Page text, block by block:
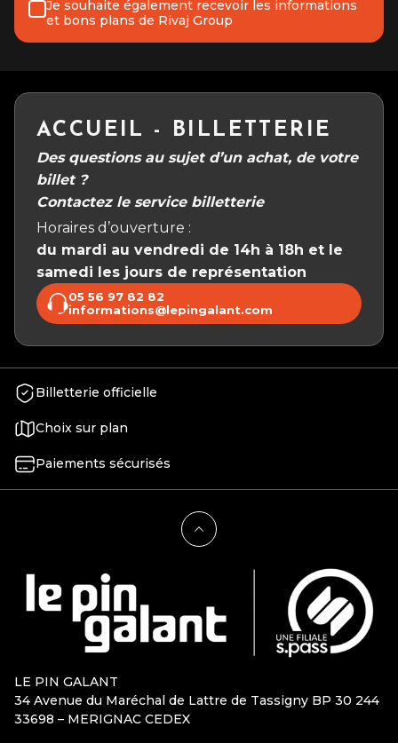
Je souhaite également recevoir les informations
et bons plans de Rivaj Group
ACCUEIL - BILLETTERIE
Des questions au sujet d’un achat, de votre
billet ?
Contactez le service billetterie
Horaires d’ouverture :
du mardi au vendredi de 14h à 18h et le
samedi les jours de représentation
05 56 97 82 82
informations@lepingalant.com
Billetterie officielle
Choix sur plan
Paiements sécurisés
LE PIN GALANT
34 Avenue du Maréchal de Lattre de Tassigny BP 30 244
33698 – MERIGNAC CEDEX